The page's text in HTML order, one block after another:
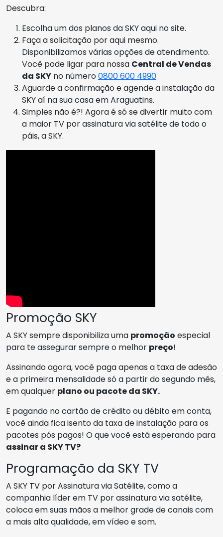
Descubra:
Escolha um dos planos da SKY aqui no site.
Faça a solicitação por aqui mesmo.
Disponibilizamos várias opções de atendimento.
Você pode ligar para nossa Central de Vendas
da SKY no número0800 600 4990
Aguarde a confirmação e agende a instalação da
SKY aí na sua casa em Araguatins.
Simples não é?! Agora é só se divertir muito com
a maior TV por assinatura via satélite de todo o
páis, a SKY.
Promoção SKY
A SKY sempre disponibiliza uma promoção especial
para te assegurar sempre o melhor preço!
Assinando agora, você paga apenas a taxa de adesão
e a primeira mensalidade só a partir do segundo mês,
em qualquer plano ou pacote da SKY.
E pagando no cartão de crédito ou débito em conta,
você ainda fica isento da taxa de instalação para os
pacotes pós pagos! O que você está esperando para
assinar a SKY TV?
Programação da SKY TV
A SKY TV por Assinatura via Satélite, como a
companhia líder em TV por assinatura via satélite,
coloca em suas mãos a melhor grade de canais com
a mais alta qualidade, em vídeo e som.